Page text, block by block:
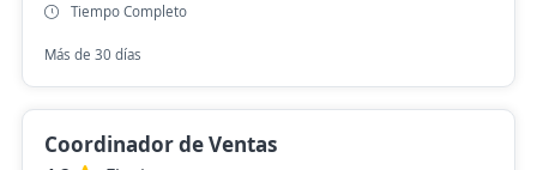
Tiempo Completo
Más de 30 días
Coordinador de Ventas